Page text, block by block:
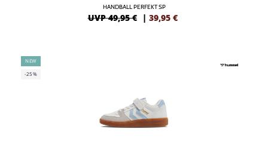
HANDBALL PERFEKT SP
UVP 49,95 € | 39,95 €
NEW
-25%